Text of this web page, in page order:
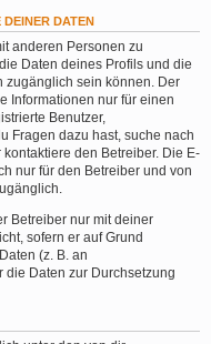
DATEN
anderen Personen zu
Daten deines Profils und die
zugänglich sein können. Der
Informationen nur für einen
Benutzer,
Fragen dazu hast, suche nach
den Betreiber. Die E-
nur für den Betreiber und von
Betreiber nur mit deiner
sofern er auf Grund
(z. B. an
die Daten zur Durchsetzung